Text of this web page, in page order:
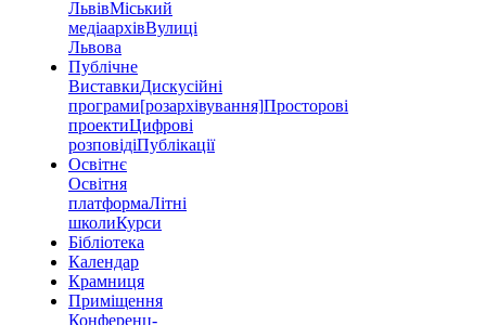
ЛьвівМіський
медіаархівВулиці
Львова
Публічне
ВиставкиДискусійні
програми[розархівування]Просторові
проектиЦифрові
розповідіПублікації
Освітнє
Освітня
платформаЛітні
школиКурси
Бібліотека
Календар
Крамниця
Приміщення
Конференц-